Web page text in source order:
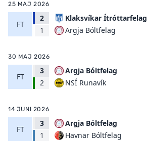
25 MAJ 2026
FT
2
1
Klaksvíkar Ítróttarfelag
Argja Bóltfelag
30 MAJ 2026
FT
3
2
Argja Bóltfelag
NSÍ Runavík
14 JUNI 2026
FT
3
1
Argja Bóltfelag
Havnar Bóltfelag